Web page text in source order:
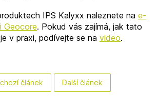
IPS Kalyxx naleznete na e-
Geocore. Pokud vás zajímá, jak tato
v praxi, podívejte se na video.
článek Další článek